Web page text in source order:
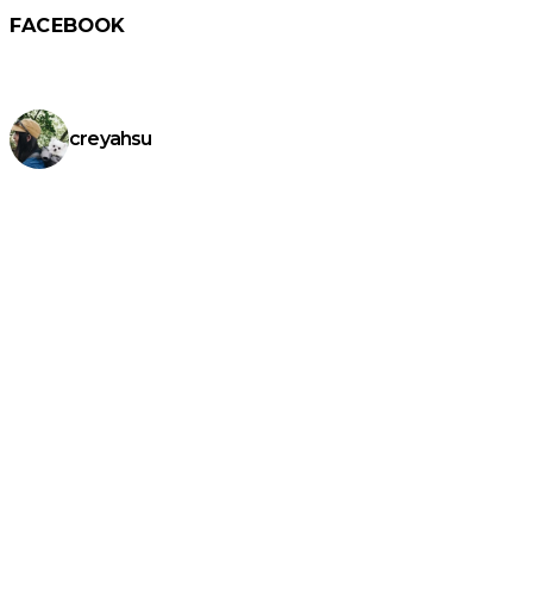
FACEBOOK
creyahsu